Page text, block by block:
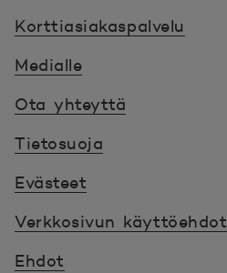
Korttiasiakaspalvelu
Medialle
Ota yhteyttä
Tietosuoja
Evästeet
Verkkosivun käyttöehdot
Ehdot